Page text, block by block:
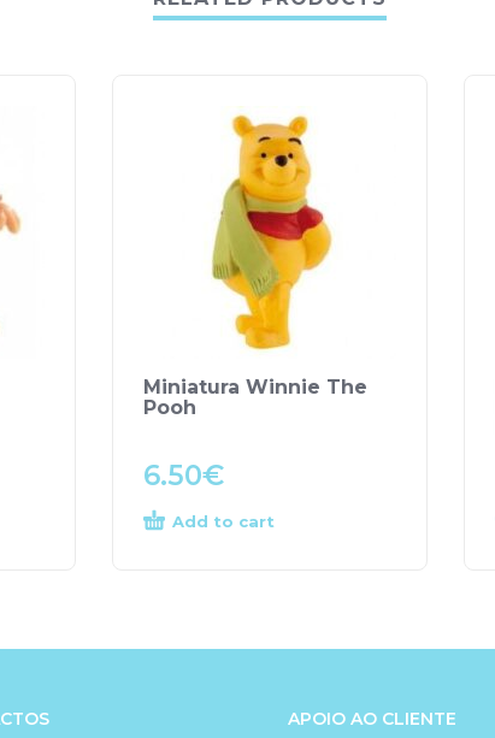
Miniatura Winnie The
Pooh
6.50€
Add to cart
APOIO AO CLIENTE